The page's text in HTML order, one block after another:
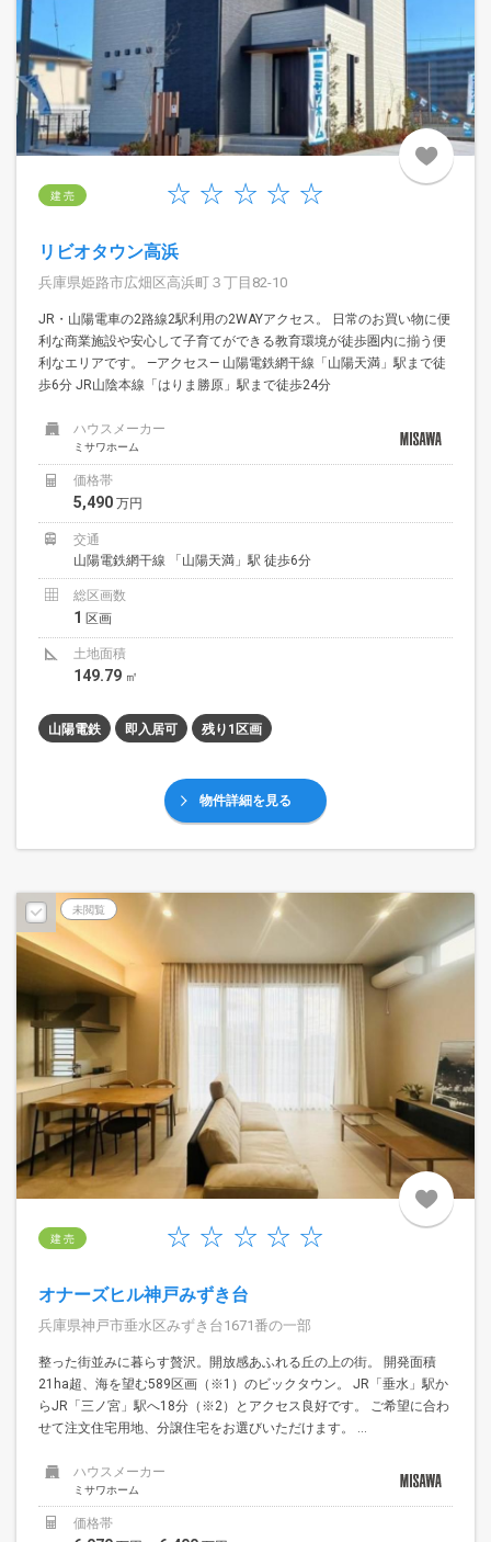
建 売
リビオタウン高浜
兵庫県姫路市広畑区高浜町３丁目82-10
JR・山陽電車の2路線2駅利用の2WAYアクセス。 日常のお買い物に便
利な商業施設や安心して子育てができる教育環境が徒歩圏内に揃う便
利なエリアです。 —アクセス— 山陽電鉄網干線「山陽天満」駅まで徒
歩6分 JR山陰本線「はりま勝原」駅まで徒歩24分
ハウスメーカー
ミサワホーム
価格帯
5,490 万円
交通
山陽電鉄網干線 「山陽天満」駅 徒歩6分
総区画数
1 区画
土地面積
149.79 ㎡
山陽電鉄 即入居可 残り1区画
物件詳細を見る
未閲覧
建 売
オナーズヒル神戸みずき台
兵庫県神戸市垂水区みずき台1671番の一部
整った街並みに暮らす贅沢。開放感あふれる丘の上の街。 開発面積
21ha超、海を望む589区画（※1）のビックタウン。 JR「垂水」駅か
らJR「三ノ宮」駅へ18分（※2）とアクセス良好です。 ご希望に合わ
せて注文住宅用地、分譲住宅をお選びいただけます。 ...
ハウスメーカー
ミサワホーム
価格帯